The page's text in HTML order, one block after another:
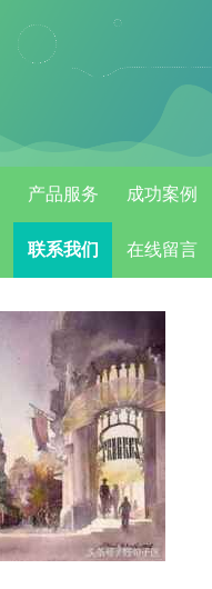
产品服务 成功案例
联系我们 在线留言